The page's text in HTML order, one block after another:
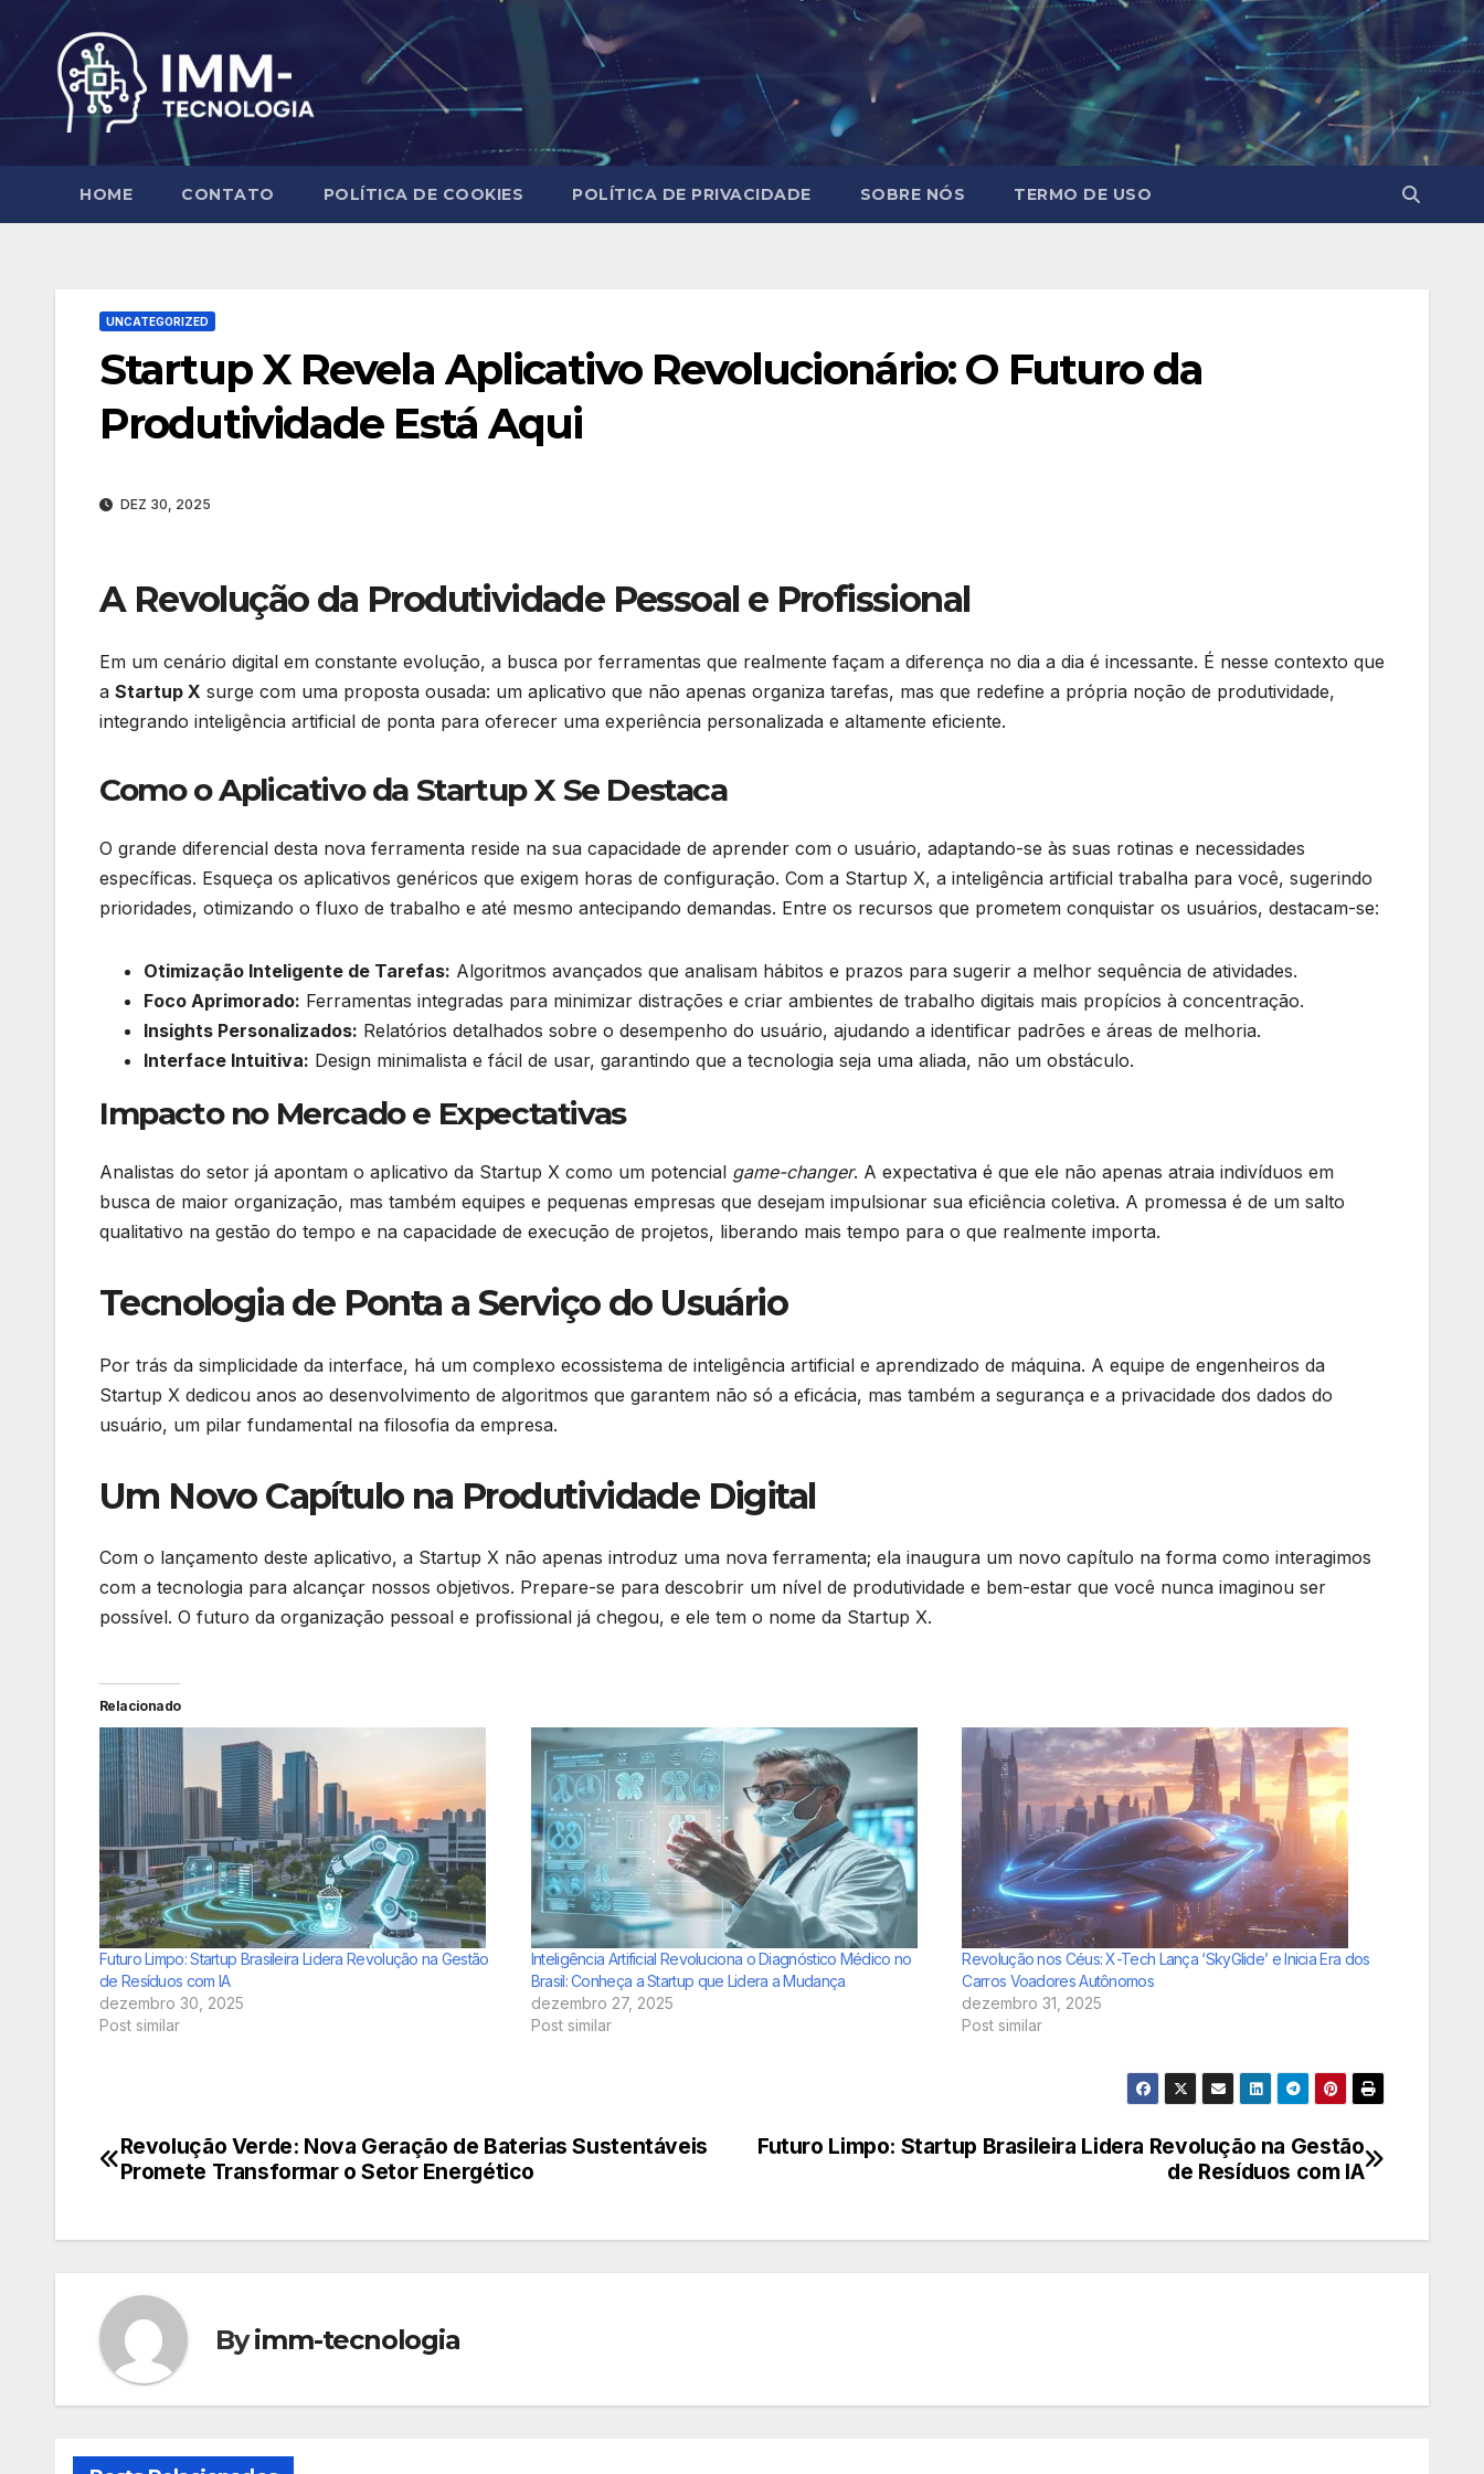
content
HOME CONTATO POLÍTICA DE COOKIES POLÍTICA DE PRIVACIDADE SOBRE NÓS TERMO DE USO
UNCATEGORIZED
Startup X Revela Aplicativo Revolucionário: O Futuro da
Produtividade Está Aqui
DEZ 30, 2025
A Revolução da Produtividade Pessoal e Profissional
Em um cenário digital em constante evolução, a busca por ferramentas que realmente façam a diferença no dia a dia é incessante. É nesse contexto que
a Startup X surge com uma proposta ousada: um aplicativo que não apenas organiza tarefas, mas que redefine a própria noção de produtividade,
integrando inteligência artificial de ponta para oferecer uma experiência personalizada e altamente eficiente.
Como o Aplicativo da Startup X Se Destaca
O grande diferencial desta nova ferramenta reside na sua capacidade de aprender com o usuário, adaptando-se às suas rotinas e necessidades
específicas. Esqueça os aplicativos genéricos que exigem horas de configuração. Com a Startup X, a inteligência artificial trabalha para você, sugerindo
prioridades, otimizando o fluxo de trabalho e até mesmo antecipando demandas. Entre os recursos que prometem conquistar os usuários, destacam-se:
Otimização Inteligente de Tarefas: Algoritmos avançados que analisam hábitos e prazos para sugerir a melhor sequência de atividades.
Foco Aprimorado: Ferramentas integradas para minimizar distrações e criar ambientes de trabalho digitais mais propícios à concentração.
Insights Personalizados: Relatórios detalhados sobre o desempenho do usuário, ajudando a identificar padrões e áreas de melhoria.
Interface Intuitiva: Design minimalista e fácil de usar, garantindo que a tecnologia seja uma aliada, não um obstáculo.
Impacto no Mercado e Expectativas
Analistas do setor já apontam o aplicativo da Startup X como um potencial game-changer. A expectativa é que ele não apenas atraia indivíduos em
busca de maior organização, mas também equipes e pequenas empresas que desejam impulsionar sua eficiência coletiva. A promessa é de um salto
qualitativo na gestão do tempo e na capacidade de execução de projetos, liberando mais tempo para o que realmente importa.
Tecnologia de Ponta a Serviço do Usuário
Por trás da simplicidade da interface, há um complexo ecossistema de inteligência artificial e aprendizado de máquina. A equipe de engenheiros da
Startup X dedicou anos ao desenvolvimento de algoritmos que garantem não só a eficácia, mas também a segurança e a privacidade dos dados do
usuário, um pilar fundamental na filosofia da empresa.
Um Novo Capítulo na Produtividade Digital
Com o lançamento deste aplicativo, a Startup X não apenas introduz uma nova ferramenta; ela inaugura um novo capítulo na forma como interagimos
com a tecnologia para alcançar nossos objetivos. Prepare-se para descobrir um nível de produtividade e bem-estar que você nunca imaginou ser
possível. O futuro da organização pessoal e profissional já chegou, e ele tem o nome da Startup X.
Relacionado
Futuro Limpo: Startup Brasileira Lidera Revolução na Gestão
de Resíduos com IA
dezembro 30, 2025
Post similar
Inteligência Artificial Revoluciona o Diagnóstico Médico no
Brasil: Conheça a Startup que Lidera a Mudança
dezembro 27, 2025
Post similar
Revolução nos Céus: X-Tech Lança ‘SkyGlide’ e Inicia Era dos
Carros Voadores Autônomos
dezembro 31, 2025
Post similar
Navegação
Post
Futuro Limpo: Startup Brasileira Lidera Revolução na Gestão
de Resíduos com IA
Revolução Verde: Nova Geração de Baterias Sustentáveis
Promete Transformar o Setor Energético
Byimm-tecnologia